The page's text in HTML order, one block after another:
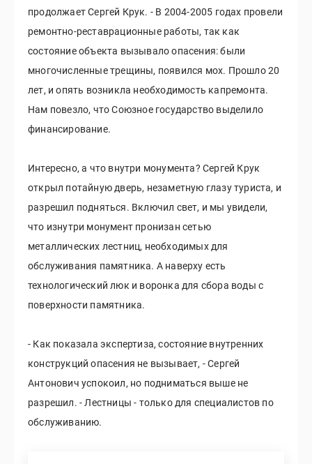
продолжает Сергей Крук. - В 2004-2005 годах провели
ремонтно-реставрационные работы, так как
состояние объекта вызывало опасения: были
многочисленные трещины, появился мох. Прошло 20
лет, и опять возникла необходимость капремонта.
Нам повезло, что Союзное государство выделило
финансирование.
Интересно, а что внутри монумента? Сергей Крук
открыл потайную дверь, незаметную глазу туриста, и
разрешил подняться. Включил свет, и мы увидели,
что изнутри монумент пронизан сетью
металлических лестниц, необходимых для
обслуживания памятника. А наверху есть
технологический люк и воронка для сбора воды с
поверхности памятника.
- Как показала экспертиза, состояние внутренних
конструкций опасения не вызывает, - Сергей
Антонович успокоил, но подниматься выше не
разрешил. - Лестницы - только для специалистов по
обслуживанию.